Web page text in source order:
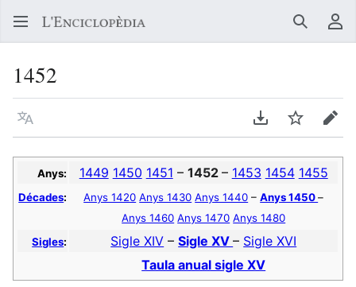
Buscar
1452
Llegir en un atre idioma Descarregar en
Vigilar
Anys: 1449 1450 1451 – 1452 – 1453 1454 1455
Décades: Anys 1420 Anys 1430 Anys 1440 –Anys 1450–
Anys 1460 Anys 1470 Anys 1480
Sigles: Sigle XIV –Sigle XV– Sigle XVI
Taula anual sigle XV